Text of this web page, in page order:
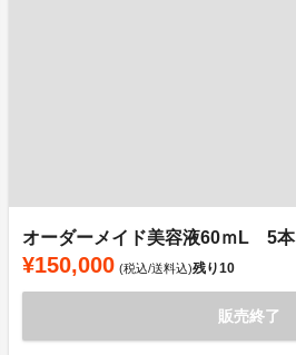
オーダーメイド美容液60ｍL 5本
¥150,000 (税込/送料込)残り10
販売終了